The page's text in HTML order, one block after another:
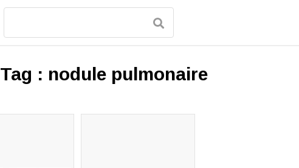
Tag : nodule pulmonaire